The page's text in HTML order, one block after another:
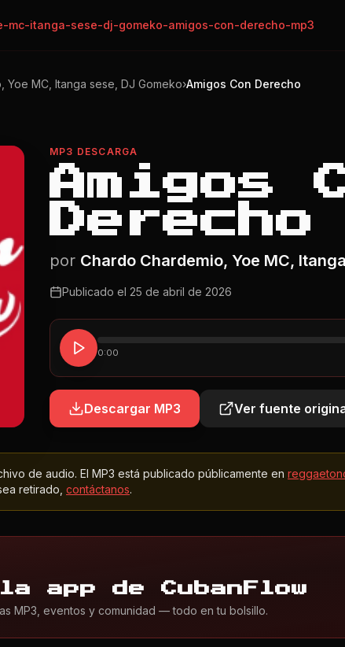
mc-itanga-sese-dj-gomeko-amigos-con-derecho-mp3
Yoe MC, Itanga sese, DJ Gomeko›Amigos Con Derecho
MP3 DESCARGA
Amigos
Derecho
por Chardo Chardemio, Yoe MC,
Publicado el 25 de abril de 2026
0:00
Descargar MP3 Ver fuente
de audio. El MP3 está publicado públicamente en
retirado, contáctanos.
app de CubanFlow
MP3, eventos y comunidad — todo en tu bolsillo.